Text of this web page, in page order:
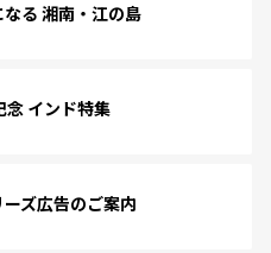
る 湘南・江の島
念 インド特集
ーズ広告のご案内